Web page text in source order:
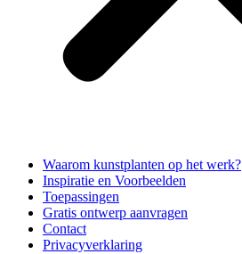
Waarom kunstplanten op het werk?
Inspiratie en Voorbeelden
Toepassingen
Gratis ontwerp aanvragen
Contact
Privacyverklaring